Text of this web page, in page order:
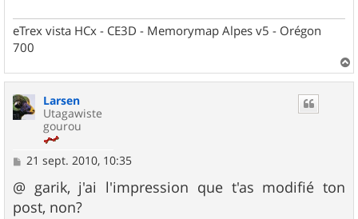
eTrex vista HCx - CE3D - Memorymap Alpes v5 - Orégon
700
a
Larsen
Utagawiste
gourou
M
s
s
a
21 sept. 2010, 10:35
@ garik, j'ai l'impression que t'as modifié ton
post, non?